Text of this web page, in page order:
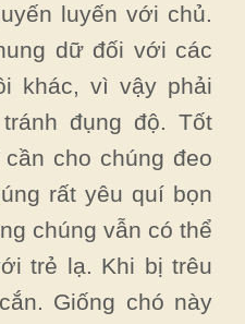
luyến với chủ.
dữ đối với các
khác, vì vậy phải
đụng độ. Tốt
cho chúng đeo
rất yêu quí bọn
chúng vẫn có thể
trẻ lạ. Khi bị trêu
Giống chó này